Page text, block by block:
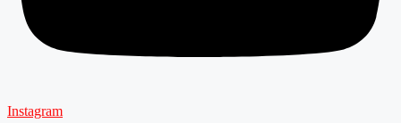
Instagram